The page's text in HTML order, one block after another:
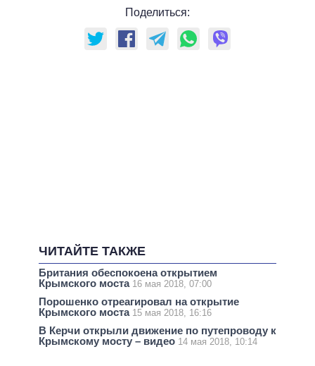
Поделиться:
ЧИТАЙТЕ ТАКЖЕ
Британия обеспокоена открытием
Крымского моста 16 мая 2018, 07:00
Порошенко отреагировал на открытие
Крымского моста 15 мая 2018, 16:16
В Керчи открыли движение по путепроводу к
Крымскому мосту – видео 14 мая 2018, 10:14